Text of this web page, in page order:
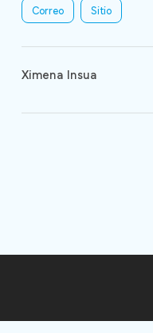
Correo Sitio
Ximena Insua